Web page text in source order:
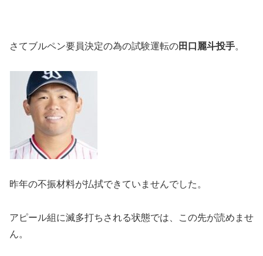
さてブルペン要員決定の為の試験運転の田口麗斗投手。
昨年の不振材料が払拭できていませんでした。
アピール組に滅多打ちされる状態では、この先が読めませ
ん。